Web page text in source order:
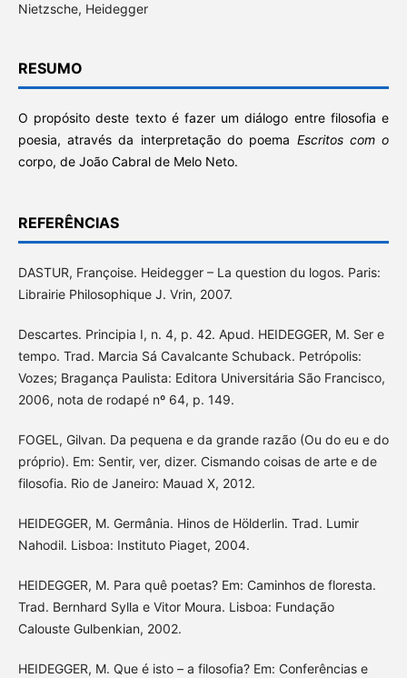
Nietzsche, Heidegger
RESUMO
O propósito deste texto é fazer um diálogo entre filosofia e
poesia, através da interpretação do poema Escritos com o
corpo, de João Cabral de Melo Neto.
REFERÊNCIAS
DASTUR, Françoise. Heidegger – La question du logos. Paris:
Librairie Philosophique J. Vrin, 2007.
Descartes. Principia I, n. 4, p. 42. Apud. HEIDEGGER, M. Ser e
tempo. Trad. Marcia Sá Cavalcante Schuback. Petrópolis:
Vozes; Bragança Paulista: Editora Universitária São Francisco,
2006, nota de rodapé nº 64, p. 149.
FOGEL, Gilvan. Da pequena e da grande razão (Ou do eu e do
próprio). Em: Sentir, ver, dizer. Cismando coisas de arte e de
filosofia. Rio de Janeiro: Mauad X, 2012.
HEIDEGGER, M. Germânia. Hinos de Hölderlin. Trad. Lumir
Nahodil. Lisboa: Instituto Piaget, 2004.
HEIDEGGER, M. Para quê poetas? Em: Caminhos de floresta.
Trad. Bernhard Sylla e Vitor Moura. Lisboa: Fundação
Calouste Gulbenkian, 2002.
HEIDEGGER, M. Que é isto – a filosofia? Em: Conferências e